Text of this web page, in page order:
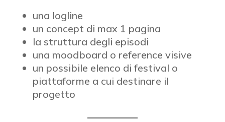
una logline
un concept di max 1 pagina
la struttura degli episodi
una moodboard o reference visive
un possibile elenco di festival o
piattaforme a cui destinare il
progetto